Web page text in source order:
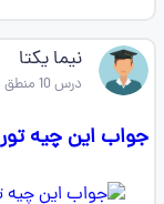
نیما یکتا
درس 10 منطق دهم
جواب این چیه